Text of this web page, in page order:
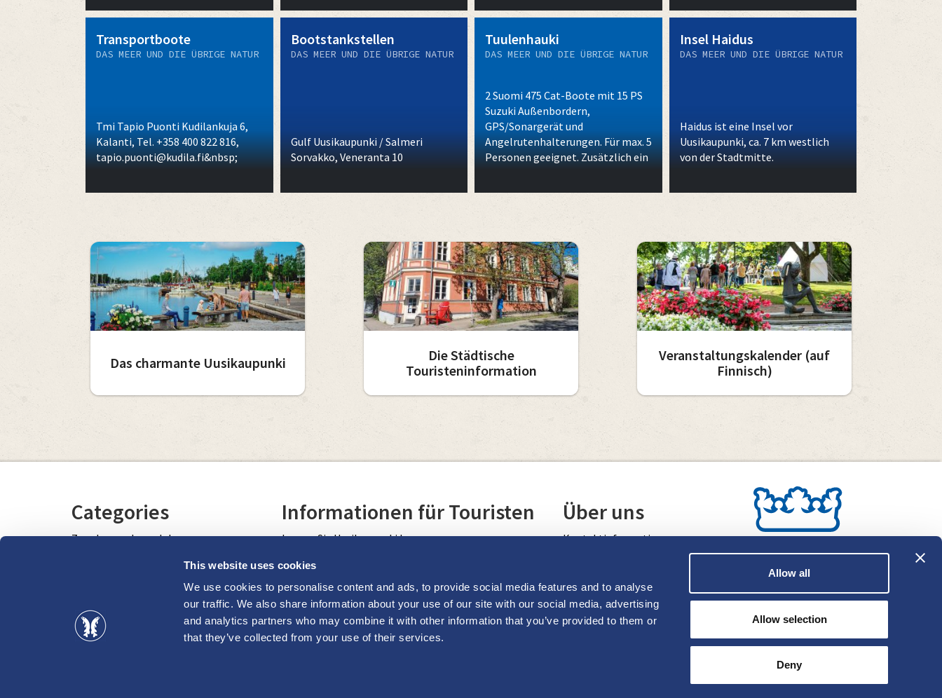
This website uses cookies
We use cookies to personalise content and ads, to provide social media features and to analyse
our traffic. We also share information about your use of our site with our social media, advertising
and analytics partners who may combine it with other information that you’ve provided to them or
that they’ve collected from your use of their services.
Allow all
Allow selection
Deny
Transportboote
DAS MEER UND DIE ÜBRIGE NATUR
Tmi Tapio Puonti Kudilankuja 6,
Kalanti, Tel. +358 400 822 816,
tapio.puonti@kudila.fi&nbsp;
Bootstankstellen
DAS MEER UND DIE ÜBRIGE NATUR
Gulf Uusikaupunki / Salmeri
Sorvakko, Veneranta 10
Tuulenhauki
DAS MEER UND DIE ÜBRIGE NATUR
2 Suomi 475 Cat-Boote mit 15 PS
Suzuki Außenbordern,
GPS/Sonargerät und
Angelrutenhalterungen. Für max. 5
Personen geeignet. Zusätzlich ein
Insel Haidus
DAS MEER UND DIE ÜBRIGE NATUR
Haidus ist eine Insel vor
Uusikaupunki, ca. 7 km westlich
von der Stadtmitte.
Das charmante Uusikaupunki
Die Städtische
Touristeninformation
Veranstaltungskalender (auf
Finnisch)
Categories
Zu sehen und zu erleben
Das Meer und die übrige Natur
Einkäufe, empfehlenswerte Geschäfte
Unterkünfte
Informationen für Touristen
Lernen Sie Uusikaupunki kennen
Über uns
Kontaktinformation
Verknüpfungen
Die Stadt Uusikaupunki